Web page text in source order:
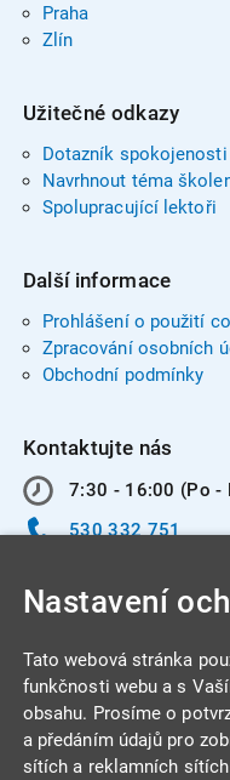
Praha
Zlín
Užitečné odkazy
Dotazník spokojenosti
Navrhnout téma
Spolupracující lektoři
Další informace
Prohlášení o použití
Zpracování osobních
Obchodní podmínky
Kontaktujte nás
7:30 - 16:00 (Po -
530 332 751
INTEGRA CENTRUM
Jabloňová 662/7
Nastavení
Tato webová stránka
funkčnosti webu a s
obsahu. Prosíme o
a předáním údajů pro
sítích a reklamních